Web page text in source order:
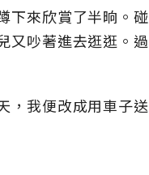
下來欣賞了半晌。碰
又吵著進去逛逛。過
，我便改成用車子送